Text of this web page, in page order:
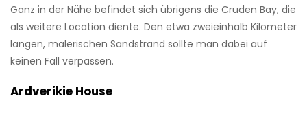
Ganz in der Nähe befindet sich übrigens die Cruden Bay, die
als weitere Location diente. Den etwa zweieinhalb Kilometer
langen, malerischen Sandstrand sollte man dabei auf
keinen Fall verpassen.
Ardverikie House